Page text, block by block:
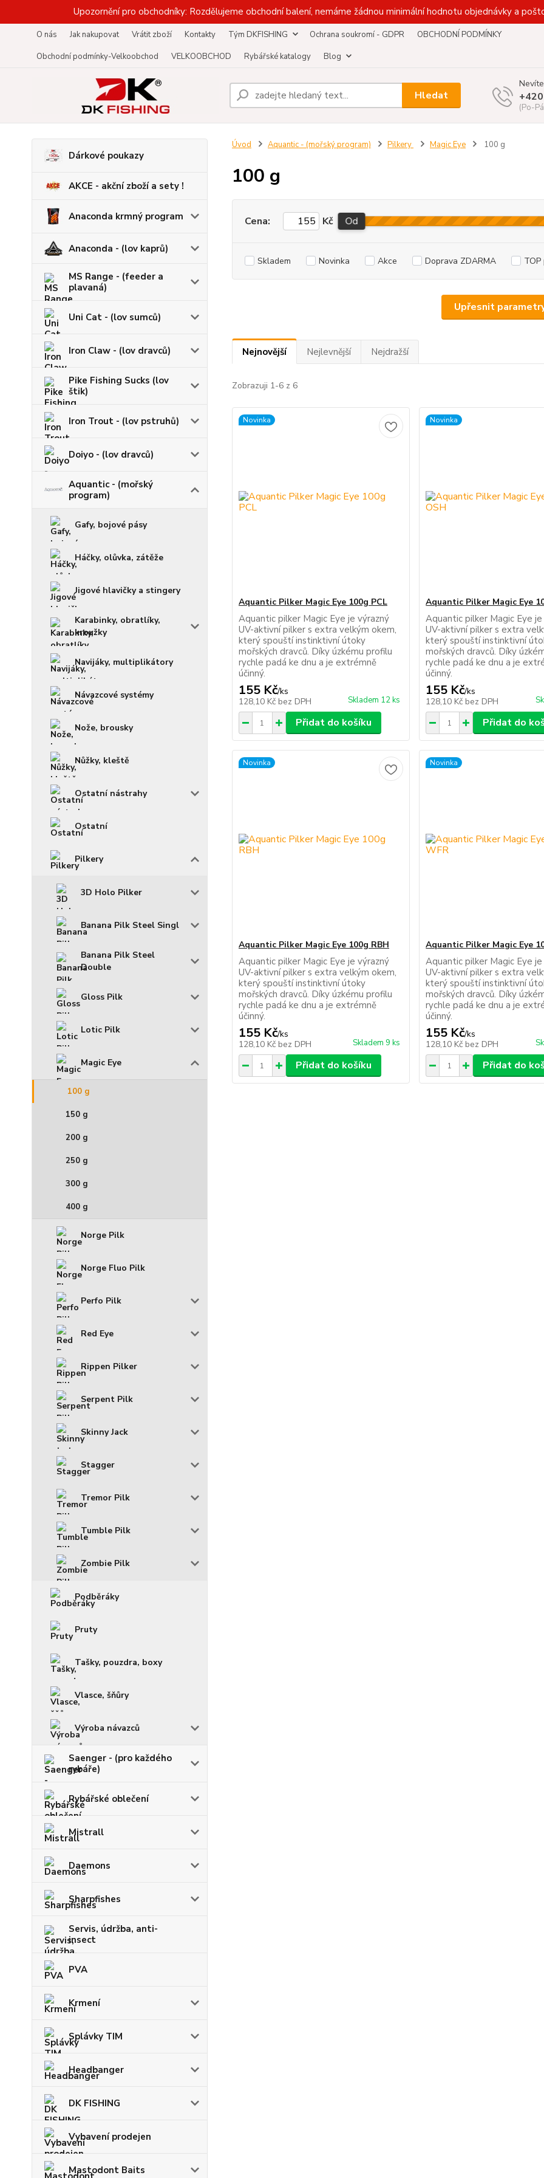
Upozornění pro obchodníky: Rozdělujeme obchodní balení, nemáme žádnou minimální hodnotu objednávky a
O nás Jak nakupovat Vrátit zboží Kontakty Tým DKFISHING Ochrana soukromí - GDPR
OBCHODNÍ PODMÍNKY
Obchodní podmínky-Velkoobchod
VELKOOBCHOD Rybářské katalogy Blog
Hledat
(Po-
Dárkové poukazy
AKCE - akční zboží a sety !
Anaconda krmný program
Anaconda - (lov kaprů)
MS Range - (feeder a
plavaná)
Uni Cat - (lov sumců)
Iron Claw - (lov dravců)
Pike Fishing Sucks (lov
štik)
Iron Trout - (lov pstruhů)
Doiyo - (lov dravců)
Aquantic - (mořský
program)
Gafy, bojové pásy
Háčky, olůvka, zátěže
Jigové hlavičky a stingery
Karabinky, obratlíky,
kroužky
Navijáky, multiplikátory
Návazcové systémy
Nože, brousky
Nůžky, kleště
Ostatní nástrahy
Ostatní
Pilkery
3D Holo Pilker
Banana Pilk Steel Singl
Banana Pilk Steel
Double
Gloss Pilk
Lotic Pilk
Magic Eye
100 g
150 g
200 g
250 g
300 g
400 g
Norge Pilk
Norge Fluo Pilk
Perfo Pilk
Red Eye
Rippen Pilker
Serpent Pilk
Skinny Jack
Stagger
Tremor Pilk
Tumble Pilk
Zombie Pilk
Podběráky
Pruty
Tašky, pouzdra, boxy
Vlasce, šňůry
Výroba návazců
Saenger - (pro každého
rybáře)
Rybářské oblečení
Mistrall
Daemons
Sharpfishes
Servis, údržba, anti-
insect
PVA
Krmení
Splávky TIM
Headbanger
DK FISHING
Vybavení prodejen
Mastodont Baits
Úvod Aquantic - (mořský program) Pilkery Magic Eye 100 g
100 g
Upřesnit
Cena: Kč Od
Skladem Novinka Akce Doprava ZDARMA
Nejnovější Nejlevnější Nejdražší
Zobrazuji 1-6 z 6
Novinka
Aquantic Pilker Magic Eye 100g PCL
Aquantic pilker Magic Eye je výrazný
UV-aktivní pilker s extra velkým okem,
který spouští instinktivní útoky
mořských dravců. Díky úzkému profilu
rychle padá ke dnu a je extrémně
účinný.
155 Kč/ks
128,10 Kč bez DPH Skladem 12 ks
Přidat do košíku
Novinka
Aquantic Pilker Magic Eye
Aquantic pilker Magic Eye
UV-aktivní pilker s extra
který spouští instinktivní
mořských dravců. Díky
rychle padá ke dnu a je
účinný.
155 Kč/ks
128,10 Kč bez DPH
Přidat do
Novinka
Aquantic Pilker Magic Eye 100g RBH
Aquantic pilker Magic Eye je výrazný
UV-aktivní pilker s extra velkým okem,
který spouští instinktivní útoky
mořských dravců. Díky úzkému profilu
rychle padá ke dnu a je extrémně
účinný.
155 Kč/ks
128,10 Kč bez DPH Skladem 9 ks
Přidat do košíku
Novinka
Aquantic Pilker Magic Eye
Aquantic pilker Magic Eye
UV-aktivní pilker s extra
který spouští instinktivní
mořských dravců. Díky
rychle padá ke dnu a je
účinný.
155 Kč/ks
128,10 Kč bez DPH
Přidat do